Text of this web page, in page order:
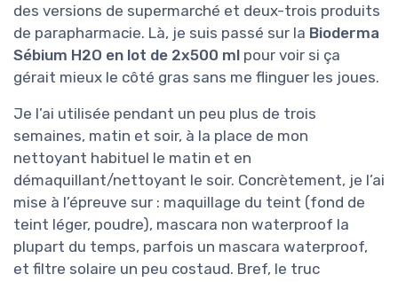
des versions de supermarché et deux-trois produits
de parapharmacie. Là, je suis passé sur la Bioderma
Sébium H2O en lot de 2x500 ml pour voir si ça
gérait mieux le côté gras sans me flinguer les joues.
Je l’ai utilisée pendant un peu plus de trois
semaines, matin et soir, à la place de mon
nettoyant habituel le matin et en
démaquillant/nettoyant le soir. Concrètement, je l’ai
mise à l’épreuve sur : maquillage du teint (fond de
teint léger, poudre), mascara non waterproof la
plupart du temps, parfois un mascara waterproof,
et filtre solaire un peu costaud. Bref, le truc